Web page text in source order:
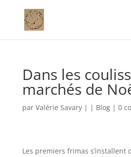
Dans les
marchés de
par Valérie Savary| | Blog| 0
Les premiers frimas s’installent